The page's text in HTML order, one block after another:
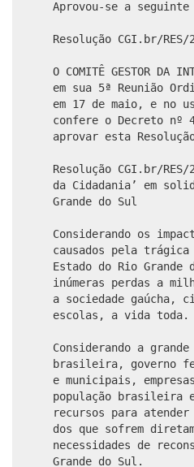
Aprovou-se a
Resolução CGI.br/RES/
O COMITÊ GESTOR DA
em sua 5ª Reunião
em 17 de maio, e no
confere o Decreto nº
aprovar esta
Resolução CGI.br/
da Cidadania’ em
Grande do Sul
Considerando os
causados pela
Estado do Rio Grande
inúmeras perdas a
a sociedade gaúcha,
escolas, a vida toda.
Considerando a
brasileira, governo
e municipais,
população brasileira
recursos para atender
dos que sofrem
necessidades de
Grande do Sul.